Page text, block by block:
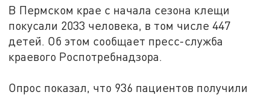
В Пермском крае с начала сезона клещи
покусали 2033 человека, в том числе 447
детей. Об этом сообщает пресс-служба
краевого Роспотребнадзора.
Опрос показал, что 936 пациентов получили